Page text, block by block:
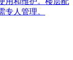
专人管理。